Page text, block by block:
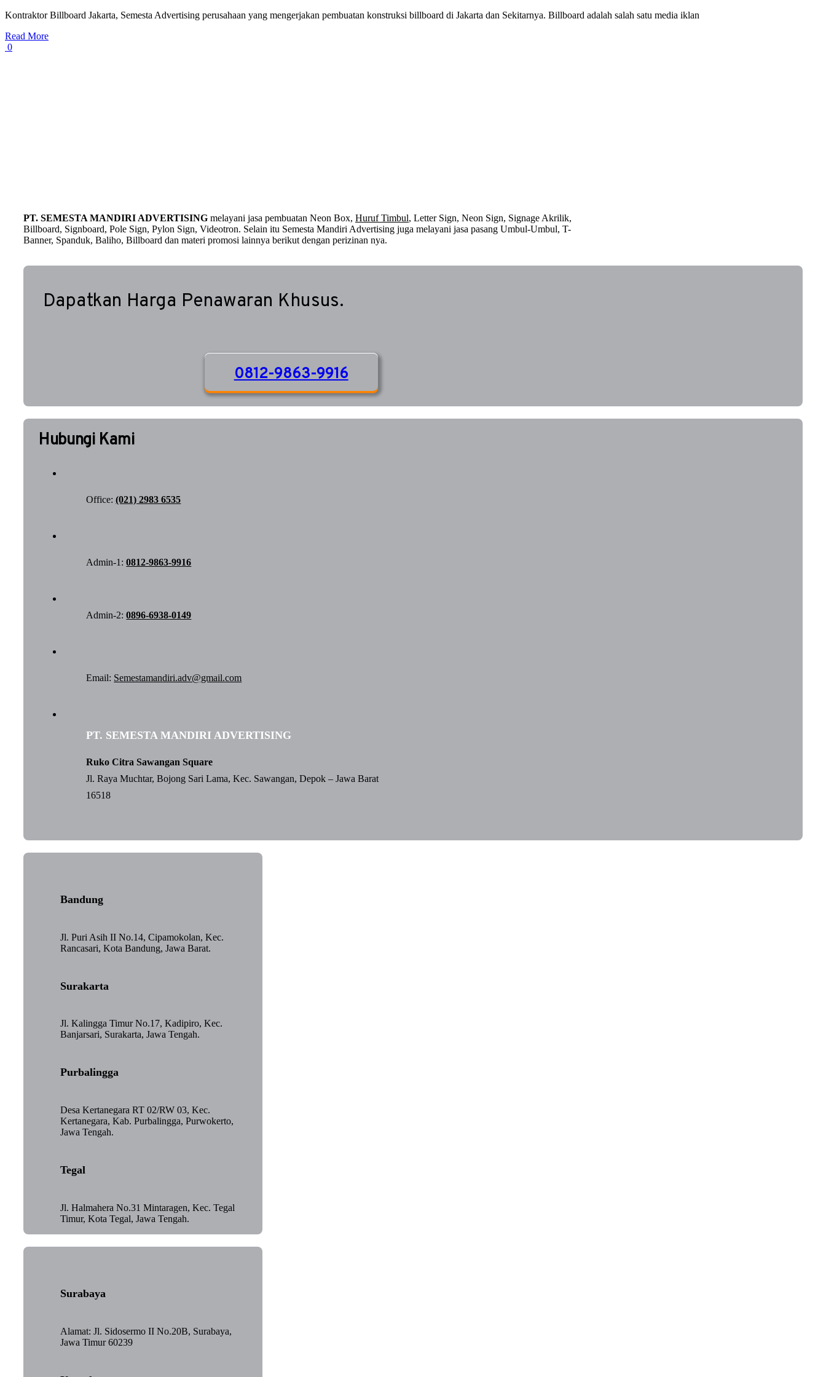
Kontraktor Billboard Jakarta, Semesta Advertising perusahaan yang mengerjakan pembuatan konstruksi billboard di Jakarta dan Sekitarnya. Billboard adalah salah satu media iklan
Read More
0
PT. SEMESTA MANDIRI ADVERTISINGmelayani jasa pembuatan Neon Box, Huruf Timbul, Letter Sign, Neon Sign, Signage Akrilik,
Billboard, Signboard, Pole Sign, Pylon Sign, Videotron. Selain itu Semesta Mandiri Advertising juga melayani jasa pasang Umbul-Umbul, T-
Banner, Spanduk, Baliho, Billboard dan materi promosi lainnya berikut dengan perizinan nya.
Dapatkan Harga Penawaran Khusus.
0812-9863-9916
Hubungi Kami
Office:(021) 2983 6535
Admin-1:0812-9863-9916
Admin-2:0896-6938-0149
Email: Semestamandiri.adv@gmail.com
PT. SEMESTA MANDIRI ADVERTISING
Ruko Citra Sawangan Square
Jl. Raya Muchtar, Bojong Sari Lama, Kec. Sawangan, Depok – Jawa Barat
16518
Bandung
Jl. Puri Asih II No.14, Cipamokolan, Kec.
Rancasari, Kota Bandung, Jawa Barat.
Surakarta
Jl. Kalingga Timur No.17, Kadipiro, Kec.
Banjarsari, Surakarta, Jawa Tengah.
Purbalingga
Desa Kertanegara RT 02/RW 03, Kec.
Kertanegara, Kab. Purbalingga, Purwokerto,
Jawa Tengah.
Tegal
Jl. Halmahera No.31 Mintaragen, Kec. Tegal
Timur, Kota Tegal, Jawa Tengah.
Surabaya
Alamat: Jl. Sidosermo II No.20B, Surabaya,
Jawa Timur 60239